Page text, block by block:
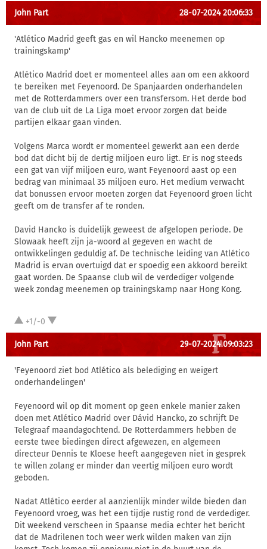
John Part 28-07-2024 20:06:33
'Atlético Madrid geeft gas en wil Hancko meenemen op
trainingskamp'
Atlético Madrid doet er momenteel alles aan om een akkoord
te bereiken met Feyenoord. De Spanjaarden onderhandelen
met de Rotterdammers over een transfersom. Het derde bod
van de club uit de La Liga moet ervoor zorgen dat beide
partijen elkaar gaan vinden.
Volgens Marca wordt er momenteel gewerkt aan een derde
bod dat dicht bij de dertig miljoen euro ligt. Er is nog steeds
een gat van vijf miljoen euro, want Feyenoord aast op een
bedrag van minimaal 35 miljoen euro. Het medium verwacht
dat bonussen ervoor moeten zorgen dat Feyenoord groen licht
geeft om de transfer af te ronden.
David Hancko is duidelijk geweest de afgelopen periode. De
Slowaak heeft zijn ja-woord al gegeven en wacht de
ontwikkelingen geduldig af. De technische leiding van Atlético
Madrid is ervan overtuigd dat er spoedig een akkoord bereikt
gaat worden. De Spaanse club wil de verdediger volgende
week zondag meenemen op trainingskamp naar Hong Kong.
+1/-0
John Part 29-07-2024 09:03:23
'Feyenoord ziet bod Atlético als belediging en weigert
onderhandelingen'
Feyenoord wil op dit moment op geen enkele manier zaken
doen met Atlético Madrid over Dávid Hancko, zo schrijft De
Telegraaf maandagochtend. De Rotterdammers hebben de
eerste twee biedingen direct afgewezen, en algemeen
directeur Dennis te Kloese heeft aangegeven niet in gesprek
te willen zolang er minder dan veertig miljoen euro wordt
geboden.
Nadat Atlético eerder al aanzienlijk minder wilde bieden dan
Feyenoord vroeg, was het een tijdje rustig rond de verdediger.
Dit weekend verscheen in Spaanse media echter het bericht
dat de Madrilenen toch weer werk wilden maken van zijn